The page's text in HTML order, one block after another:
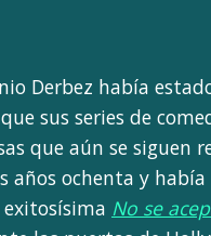
Derbez había
sus series de
que aún se siguen
años ochenta y
No se